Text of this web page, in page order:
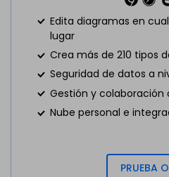
Edita diagramas en
lugar
Crea más de 210 tipos
Seguridad de datos a
Gestión y colaboración
Nube personal e
PRUEBA